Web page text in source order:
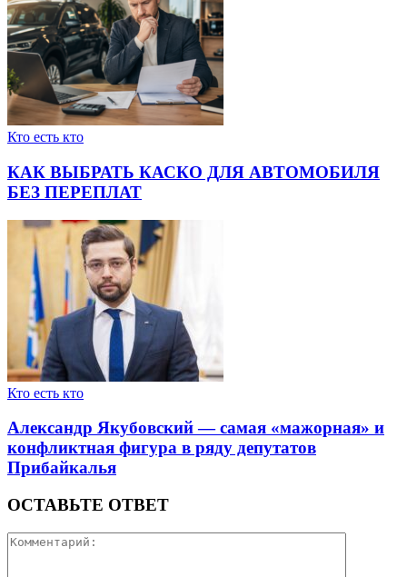
Кто есть кто
КАК ВЫБРАТЬ КАСКО ДЛЯ АВТОМОБИЛЯ
БЕЗ ПЕРЕПЛАТ
Кто есть кто
Александр Якубовский — самая «мажорная» и
конфликтная фигура в ряду депутатов
Прибайкалья
ОСТАВЬТЕ ОТВЕТ